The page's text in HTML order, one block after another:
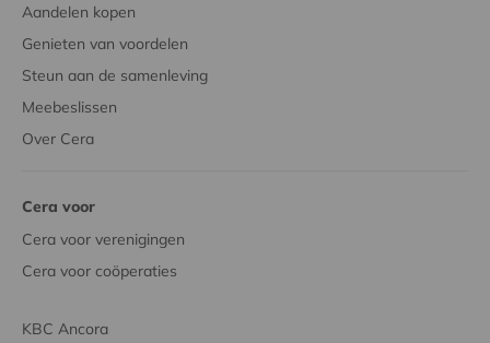
Aandelen kopen
Genieten van voordelen
Steun aan de samenleving
Meebeslissen
Over Cera
Cera voor
Cera voor verenigingen
Cera voor coöperaties
KBC Ancora